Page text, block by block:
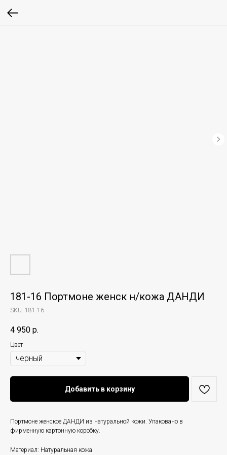
181-16 Портмоне женск н/кожа ДАНДИ
SKU: 181-16
4 950 р.
Цвет
Добавить в корзину
Портмоне женское ДАНДИ из натуральной кожи. Упаковано в
фирменную картонную коробку.
Материал: Натуральная кожа